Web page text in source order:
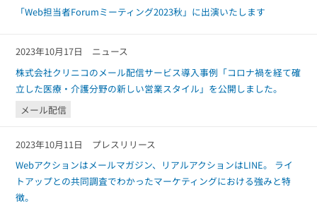
「Web担当者Forumミーティング2023秋」に出演いたします
2023年10月17日
ニュース
株式会社クリニコのメール配信サービス導入事例「コロナ禍を経て確
立した医療・介護分野の新しい営業スタイル」を公開しました。
メール配信
2023年10月11日
プレスリリース
Webアクションはメールマガジン、リアルアクションはLINE。 ライ
トアップとの共同調査でわかったマーケティングにおける強みと特
徴。